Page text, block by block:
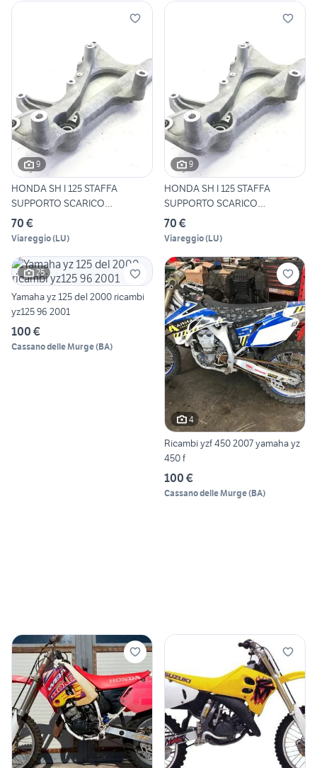
9
HONDA SH I 125 STAFFA
SUPPORTO SCARICO
MARMITTA 20
70 €
Viareggio(LU)
9
HONDA SH I 125 STAFFA
SUPPORTO SCARICO
MARMITTA 20
70 €
Viareggio(LU)
25
Yamaha yz 125 del 2000 ricambi
yz125 96 2001
100 €
Cassano delle Murge(BA)
4
Ricambi yzf 450 2007 yamaha yz
450 f
100 €
Cassano delle Murge(BA)